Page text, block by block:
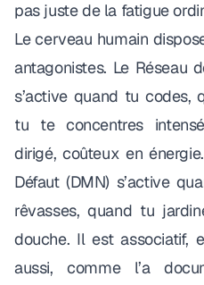
pas juste de la fatigue
Le cerveau humain
antagonistes. Le Réseau
s’active quand tu codes,
tu te concentres
dirigé, coûteux en
Défaut(DMN) s’active
rêvasses, quand tu
douche. Il est associatif,
aussi,comme l’a